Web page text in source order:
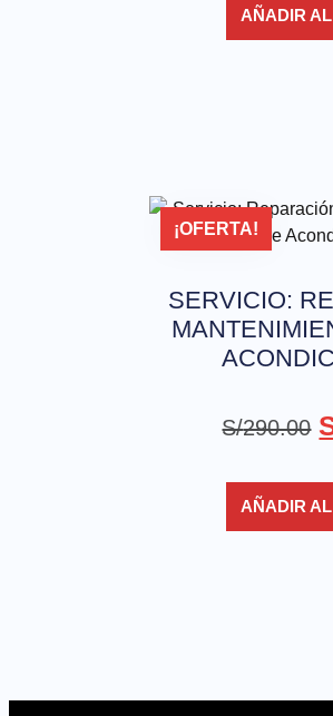
AÑADIR
¡OFERTA!
SERVICIO:
S/290.00
AÑADIR